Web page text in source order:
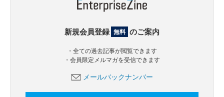
新規会員登録 無料 のご案内
・全ての過去記事が閲覧できます
・会員限定メルマガを受信できます
メールバックナンバー